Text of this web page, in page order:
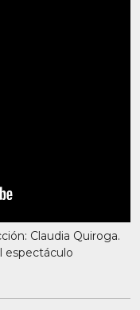
Claudia Quiroga.
espectáculo